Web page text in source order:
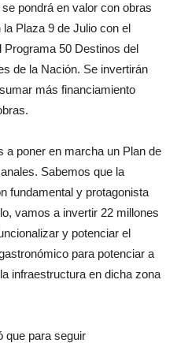
pondrá en valor con obras
Plaza 9 de Julio con el
Programa 50 Destinos del
de la Nación. Se invertirán
más financiamiento
a poner en marcha un Plan de
Sabemos que la
fundamental y protagonista
vamos a invertir 22 millones
y potenciar el
para potenciar a
infraestructura en dicha zona
que para seguir